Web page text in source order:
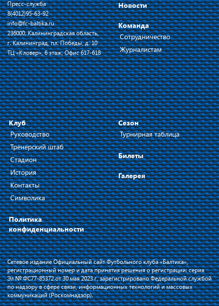
Пресс-служба
8(4012)95-63-92
info@fc-baltika.ru
236000, Калининградская область,
г. Калининград, пл. Победы, д. 10
ТЦ «Кловер», 6 этаж, Офис 617-618
Новости
Команда
Сотрудничество
Журналистам
Клуб
Руководство
Тренерский штаб
Стадион
История
Контакты
Символика
Политика
конфиденциальности
Сезон
Турнирная таблица
Билеты
Галерея
Сетевое издание Официальный сайт Футбольного клуба «Балтика»,
регистрационный номер и дата принятия решения о регистрации: серия
Эл № ФС77-85372 от 30 мая 2023 г, зарегистрировано Федеральной службой
по надзору в сфере связи, информационных технологий и массовых
коммуникаций (Роскомнадзор).